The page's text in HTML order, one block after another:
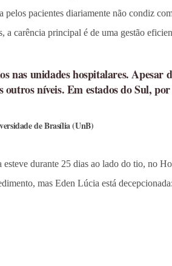
pacientes diariamente não condiz
a carência principal é de uma gestão
nas unidades hospitalares.
níveis. Em estados do Sul,
de Brasília (UnB)
durante 25 dias ao lado do tio, no
mas Eden Lúcia está